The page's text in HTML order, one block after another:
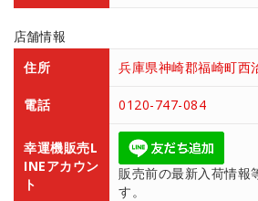
店舗情報
住所
兵庫県神崎郡福崎町西
電話 0120-747-084
幸運機販売L
INEアカウン
ト
販売前の最新入荷情報
す。